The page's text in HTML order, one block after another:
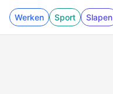
Werken Sport Slapen